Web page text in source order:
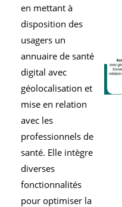
en mettant à
disposition des
usagers un
annuaire de santé
digital avec
géolocalisation et
mise en relation
avec les
professionnels de
santé. Elle intègre
diverses
fonctionnalités
pour optimiser la